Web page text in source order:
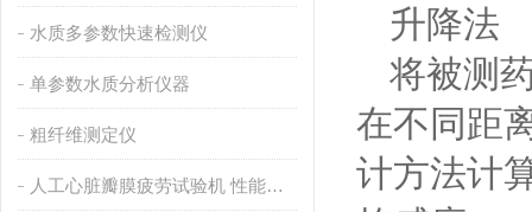
水质多参数快速检测仪
单参数水质分析仪器
粗纤维测定仪
人工心脏瓣膜疲劳试验机 性能稳定
升降法
将被测
在不同距
计方法计